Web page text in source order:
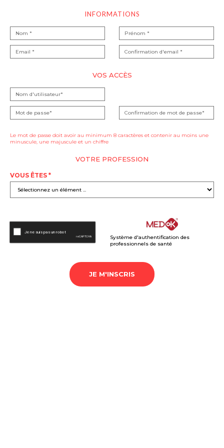
INFORMATIONS
VOS ACCÈS
Le mot de passe doit avoir au minimum 8 caractères et contenir au moins une
minuscule, une majuscule et un chiffre
VOTRE PROFESSION
VOUS ÊTES *
Système d'authentification des
professionnels de santé
JE M'INSCRIS